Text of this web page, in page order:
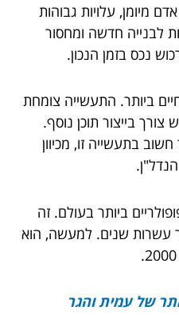
מיומן, עלויות גבוהות
לבנייה חדשה ומחסור
נכס בזמן הנכון.
ביותר. התעשייה צומחת
בייצור תוכן נוסף.
בתעשייה זו, מכיוון
ביותר בעולם. זה
עשרות שנים. למעשה, הוא
של עמית והגר